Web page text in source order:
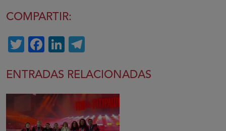
COMPARTIR:
TwitterFacebook
LinkedIn
ENTRADAS RELACIONADAS